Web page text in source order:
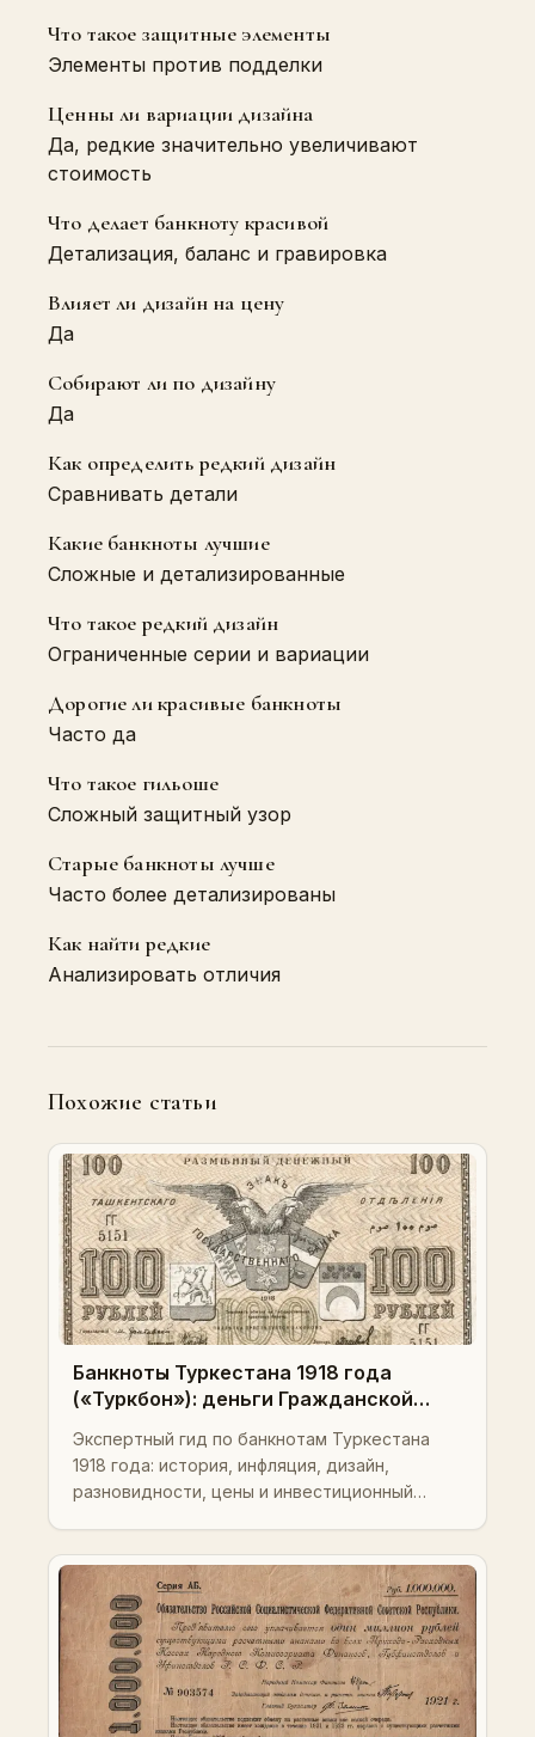
Что такое защитные элементы
Элементы против подделки
Ценны ли вариации дизайна
Да, редкие значительно увеличивают
стоимость
Что делает банкноту красивой
Детализация, баланс и гравировка
Влияет ли дизайн на цену
Да
Собирают ли по дизайну
Да
Как определить редкий дизайн
Сравнивать детали
Какие банкноты лучшие
Сложные и детализированные
Что такое редкий дизайн
Ограниченные серии и вариации
Дорогие ли красивые банкноты
Часто да
Что такое гильоше
Сложный защитный узор
Старые банкноты лучше
Часто более детализированы
Как найти редкие
Анализировать отличия
Похожие статьи
Банкноты Туркестана 1918 года
(«Туркбон»): деньги Гражданской
и ценность для коллекционеров
Экспертный гид по банкнотам Туркестана
1918 года: история, инфляция, дизайн,
разновидности, цены и инвестиционный